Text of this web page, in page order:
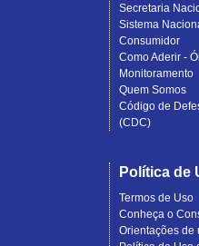
Secretaria
Sistema
Consumidor
Como Aderir -
Monitoramento
Quem Somos
Código de
(CDC)
Política de
Termos de Uso
Conheça o
Orientações de